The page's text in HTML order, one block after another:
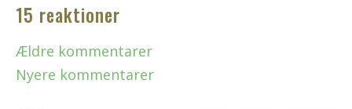
15 reaktioner
Ældre kommentarer
Nyere kommentarer